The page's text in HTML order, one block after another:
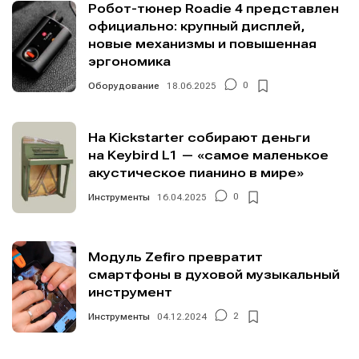
Робот-тюнер Roadie 4 представлен
официально: крупный дисплей,
новые механизмы и повышенная
эргономика
Оборудование 18.06.2025 0
На Kickstarter собирают деньги
на Keybird L1 — «самое маленькое
акустическое пианино в мире»
Инструменты 16.04.2025 0
Модуль Zefiro превратит
смартфоны в духовой музыкальный
инструмент
Инструменты 04.12.2024 2